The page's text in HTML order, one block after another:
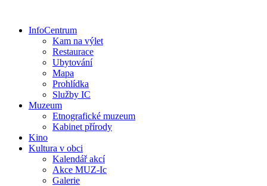
obsahuInfoCentrum
Kam na výlet
Restaurace
Ubytování
Mapa
Prohlídka
Služby IC
Muzeum
Etnografické muzeum
Kabinet přírody
Kino
Kultura v obci
Kalendář akcí
Akce MUZ-Ic​
Galerie